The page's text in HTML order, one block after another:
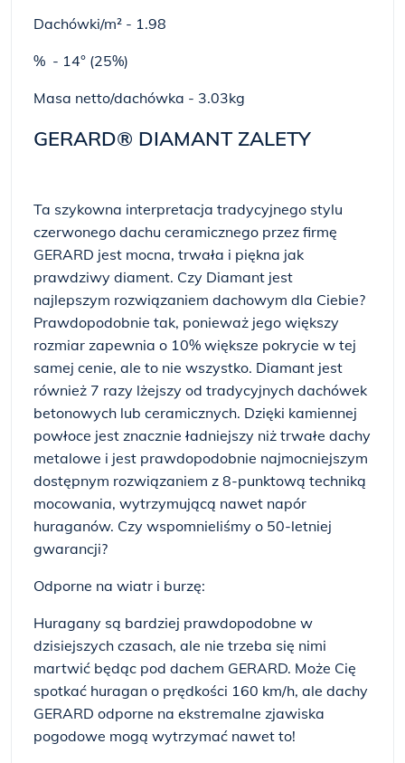
Dachówki/m² - 1.98
% - 14° (25%)
Masa netto/dachówka - 3.03kg
GERARD® DIAMANT ZALETY
Ta szykowna interpretacja tradycyjnego stylu
czerwonego dachu ceramicznego przez firmę
GERARD jest mocna, trwała i piękna jak
prawdziwy diament. Czy Diamant jest
najlepszym rozwiązaniem dachowym dla Ciebie?
Prawdopodobnie tak, ponieważ jego większy
rozmiar zapewnia o 10% większe pokrycie w tej
samej cenie, ale to nie wszystko. Diamant jest
również 7 razy lżejszy od tradycyjnych dachówek
betonowych lub ceramicznych. Dzięki kamiennej
powłoce jest znacznie ładniejszy niż trwałe dachy
metalowe i jest prawdopodobnie najmocniejszym
dostępnym rozwiązaniem z 8-punktową techniką
mocowania, wytrzymującą nawet napór
huraganów. Czy wspomnieliśmy o 50-letniej
gwarancji?
Odporne na wiatr i burzę:
Huragany są bardziej prawdopodobne w
dzisiejszych czasach, ale nie trzeba się nimi
martwić będąc pod dachem GERARD. Może Cię
spotkać huragan o prędkości 160 km/h, ale dachy
GERARD odporne na ekstremalne zjawiska
pogodowe mogą wytrzymać nawet to!